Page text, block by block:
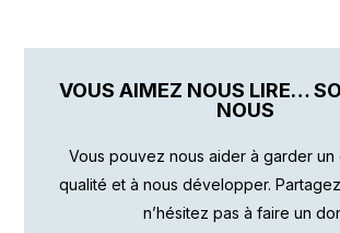
VOUS AIMEZ NOUS LIRE…
NOUS
Vous pouvez nous aider à garder un
qualité et à nous développer.
n’hésitez pas à faire un